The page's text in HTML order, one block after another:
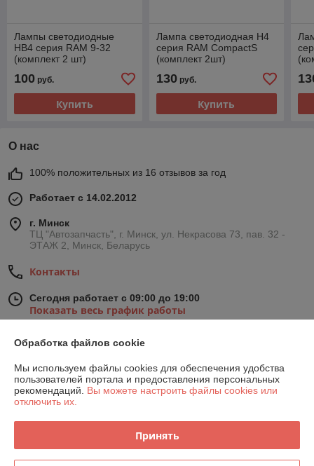
Лампы светодиодные
HB4 серия RAM 9-32
(комплект 2 шт)
100 руб.
Купить
Лампа светодиодная H4
серия RAM CompactS
(комплект 2шт)
130руб.
Купить
О нас
100% положительных из 16 отзывов за год
Работает с 14.02.2012
г. Минск
ТЦ "Автозапчасть", г. Минск, ул. Некрасова 73, пав. 32 -
ЭТАЖ 2, Минск, Беларусь
Контакты
Сегодня работает с 09:00 до 19:00
Показать весь график работы
374 отзывов за всё время
Обработка файлов cookie
Мы используем файлы cookies для обеспечения удобства
пользователей портала и предоставления персональных
рекомендаций. Вы можете настроить файлы cookies или
отключить их.
Принять